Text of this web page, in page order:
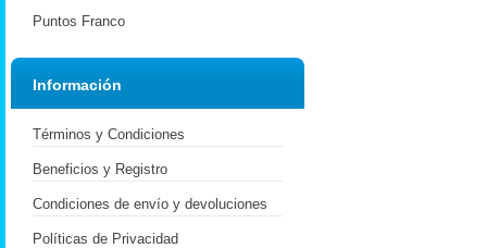
Puntos Franco
Información
Términos y Condiciones
Beneficios y Registro
Condiciones de envío y devoluciones
Políticas de Privacidad